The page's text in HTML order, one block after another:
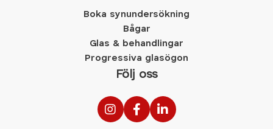
Boka synundersökning
Bågar
Glas & behandlingar
Progressiva glasögon
Följ oss